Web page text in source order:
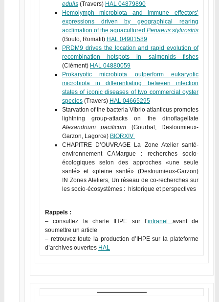
edulis(Travers) HAL 04879890
Hemolymph microbiota and immune effectors’
expressions driven by geographical rearing
acclimation of the aquacultured Penaeus stylirostris
(Boulo, Romatif) HAL 04901589
PRDM9 drives the location and rapid evolution of
recombination hotspots in salmonids fishes
(Clément) HAL 04880059
Prokaryotic microbiota outperform eukaryotic
microbiota in differentiating between infection
states of iconic diseases of two commercial oyster
species(Travers) HAL 04665295
Starvation of the bacteria Vibrio atlanticus promotes
lightning group-attacks on the dinoflagellate
Alexandrium pacificum (Gourbal, Destoumieux-
Garzon, Lagorce) BIORXIV
CHAPITRE D’OUVRAGE La Zone Atelier santé-
environnement CAMargue : recherches socio-
écologiques selon des approches «une seule
santé» et «pleine santé» (Destoumieux-Garzon)
IN Zones Ateliers, Un réseau de co-recherches sur
les socio-écosystèmes : historique et perspectives
Rappels :
– consultez la charte IHPE sur l’intranet avant de
soumettre un article
– retrouvez toute la production d’IHPE sur la plateforme
d’archives ouvertes HAL